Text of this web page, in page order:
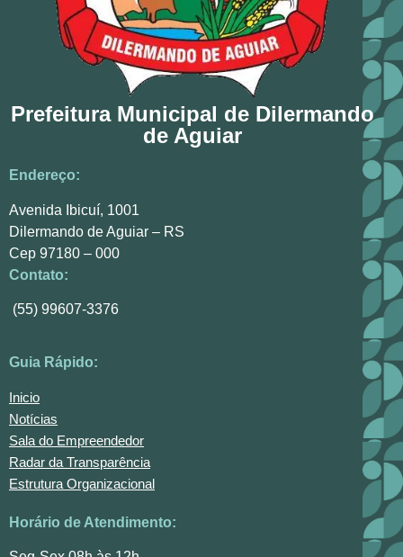
Prefeitura Municipal de Dilermando
de Aguiar
Endereço:
Avenida Ibicuí, 1001
Dilermando de Aguiar – RS
Cep 97180 – 000
Contato:
(55) 99607-3376
Guia Rápido:
Inicio
Notícias
Sala do Empreendedor
Radar da Transparência
Estrutura Organizacional
Horário de Atendimento: